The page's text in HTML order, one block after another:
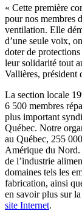
« Cette première
pour nos membres
ventilation. Elle
d’une seule voix,
doter de
leur solidarité tout
Vallières, président
La section locale
6 500 membres
plus important
Québec. Notre
au Québec, 255
Amérique du Nord.
de l’industrie
domaines tels les
fabrication, ainsi
en savoir plus sur
site Internet.